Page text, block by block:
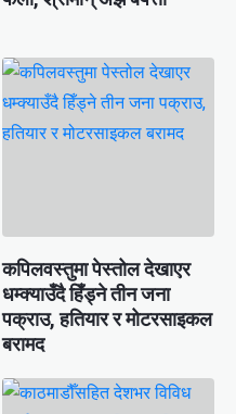
कपिलवस्तुमा पेस्तोल देखाएर
धम्क्याउँदै हिँड्ने तीन जना
पक्राउ, हतियार र मोटरसाइकल
बरामद